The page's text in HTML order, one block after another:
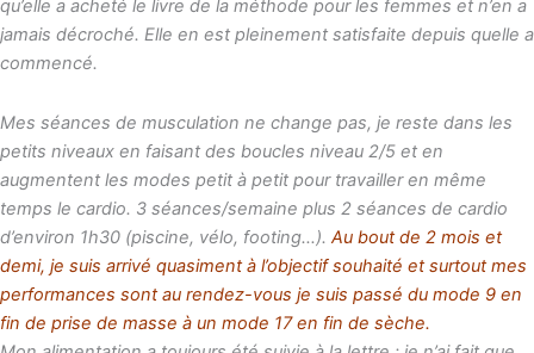
qu’elle a acheté le livre de la méthode pour les femmes et n’en a
jamais décroché. Elle en est pleinement satisfaite depuis quelle a
commencé.
Mes séances de musculation ne change pas, je reste dans les
petits niveaux en faisant des boucles niveau 2/5 et en
augmentent les modes petit à petit pour travailler en même
temps le cardio. 3 séances/semaine plus 2 séances de cardio
d’environ 1h30 (piscine, vélo, footing…). Au bout de 2 mois et
demi, je suis arrivé quasiment à l’objectif souhaité et surtout mes
performances sont au rendez-vous je suis passé du mode 9 en
fin de prise de masse à un mode 17 en fin de sèche.